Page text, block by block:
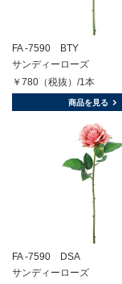
FA -7590 BTY
サンディーローズ
￥780（税抜）/1本
商品を見る
FA -7590 DSA
サンディーローズ